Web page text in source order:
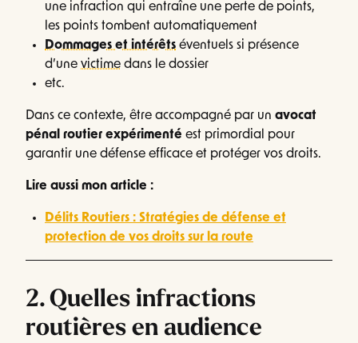
une infraction qui entraîne une perte de points,
les points tombent automatiquement
Dommages et intérêts éventuels si présence
d’une victime dans le dossier
etc.
Dans ce contexte, être accompagné par un avocat
pénal routier expérimenté est primordial pour
garantir une défense efficace et protéger vos droits.
Lire aussi mon article :
Délits Routiers : Stratégies de défense et
protection de vos droits sur la route
2. Quelles infractions
routières en audience